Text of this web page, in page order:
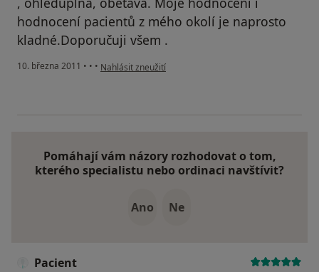
hodnocení pacientů z mého okolí je naprosto
kladné.Doporučuji všem .
10. března 2011 • • • podle názoru uživatele Pacient
Nahlásit zneužití
Pomáhají vám názory rozhodovat o tom,
kterého specialistu nebo ordinaci navštívit?
Ano Ne
Pacient